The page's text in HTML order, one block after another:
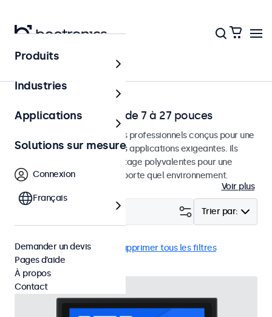
Solutions
Écrans Professionels de 7 à 27 pouces
Moniteurs et écrans tactiles professionnels conçus pour une
utilisation continue dans des applications exigeantes. Ils
disposent d'options de montage polyvalentes pour une
intégration facile dans n'importe quel environnement.
Voir plus
Trier par:
VGA Écrans tactiles Supprimer tous les filtres
Produits
Industries
Applications
Solutions sur mesure
Connexion
Français
Demander un devis
Pages d’aide
À propos
Contact